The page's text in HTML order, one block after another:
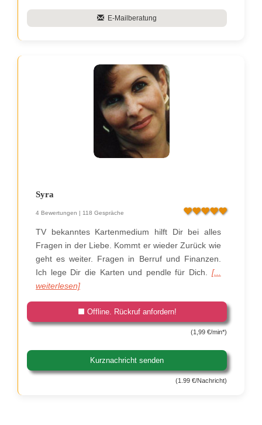
E-Mailberatung
Syra
4 Bewertungen | 118 Gespräche
TV bekanntes Kartenmedium hilft Dir bei alles
Fragen in der Liebe. Kommt er wieder Zurück wie
geht es weiter. Fragen in Berruf und Finanzen.
Ich lege Dir die Karten und pendle für Dich. [...
weiterlesen]
Offline. Rückruf anfordern!
(1,99 €/min*)
Kurznachricht senden
(1.99 €/Nachricht)